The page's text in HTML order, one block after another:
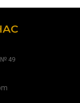
№ 49